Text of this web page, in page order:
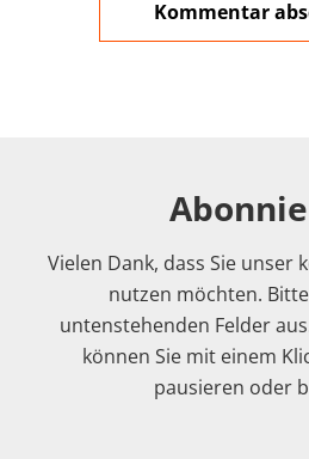
Vielen Dank, dass Sie unser
nutzen möchten.
untenstehenden Felder
können Sie mit einem
pausieren oder